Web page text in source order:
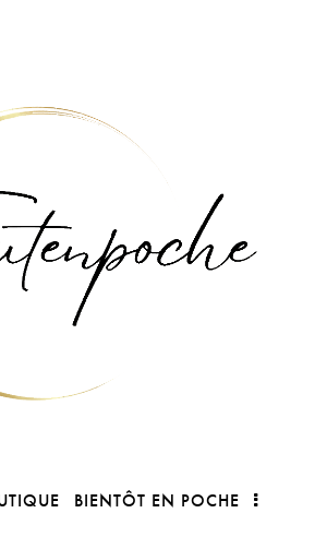
BIENTÔT EN POCHE